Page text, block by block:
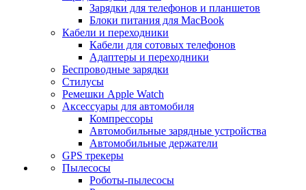
Зарядки для телефонов и планшетов
Блоки питания для MacBook
Кабели и переходники
Кабели для сотовых телефонов
Адаптеры и переходники
Беспроводные зарядки
Стилусы
Ремешки Apple Watch
Аксессуары для автомобиля
Компрессоры
Автомобильные зарядные устройства
Автомобильные держатели
GPS трекеры
Пылесосы
Роботы-пылесосы